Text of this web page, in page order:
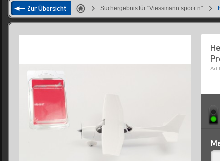
Zur Übersicht Suchergebnis für "Viessmann spoor n"